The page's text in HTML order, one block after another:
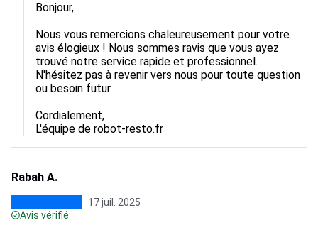
Bonjour,
Nous vous remercions chaleureusement pour votre
avis élogieux ! Nous sommes ravis que vous ayez
trouvé notre service rapide et professionnel.
N'hésitez pas à revenir vers nous pour toute question
ou besoin futur.
Cordialement,
L'équipe de robot-resto.fr
Rabah A.
17 juil. 2025
Avis vérifié